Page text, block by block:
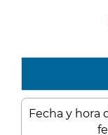
Fecha y hora